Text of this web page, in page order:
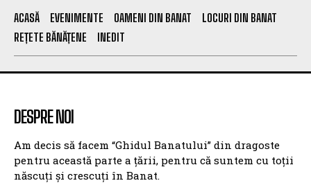
ACASĂ EVENIMENTE OAMENI DIN BANAT
LOCURI DIN BANAT
REȚETE BĂNĂȚENE
INEDIT
DESPRE NOI
Am decis să facem “Ghidul Banatului” din dragoste
pentru această parte a țării, pentru că suntem cu toții
născuți și crescuți în Banat.